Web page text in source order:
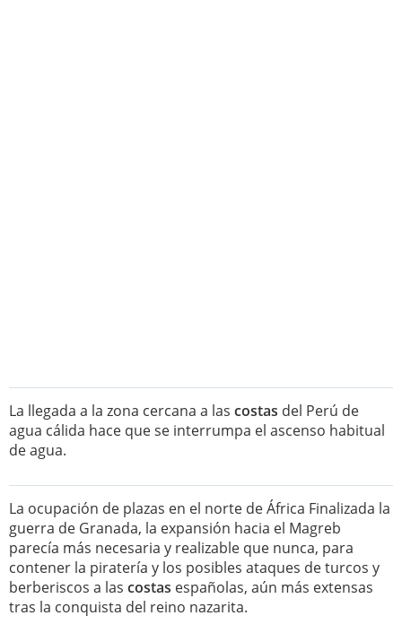
La llegada a la zona cercana a las costas del Perú de
agua cálida hace que se interrumpa el ascenso habitual
de agua.
La ocupación de plazas en el norte de África Finalizada la
guerra de Granada, la expansión hacia el Magreb
parecía más necesaria y realizable que nunca, para
contener la piratería y los posibles ataques de turcos y
berberiscos a las costas españolas, aún más extensas
tras la conquista del reino nazarita.